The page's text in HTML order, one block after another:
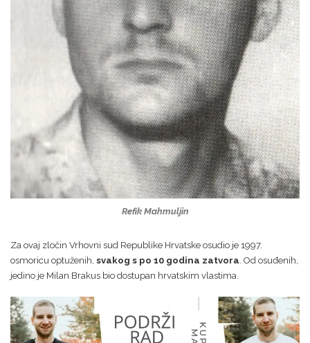
Refik Mahmuljin
Za ovaj zločin Vrhovni sud Republike Hrvatske osudio je 1997.
osmoricu optuženih, svakog s po 10 godina zatvora . Od osuđenih,
jedino je Milan Brakus bio dostupan hrvatskim vlastima.